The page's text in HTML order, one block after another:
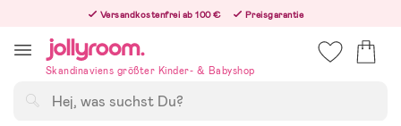
innehållet
Versandkostenfrei ab 100 €
Preisgarantie
Bestelle heute, dann versenden wir direkt nach dem Feiertag
Skandinaviens größter Kinder- & Babyshop